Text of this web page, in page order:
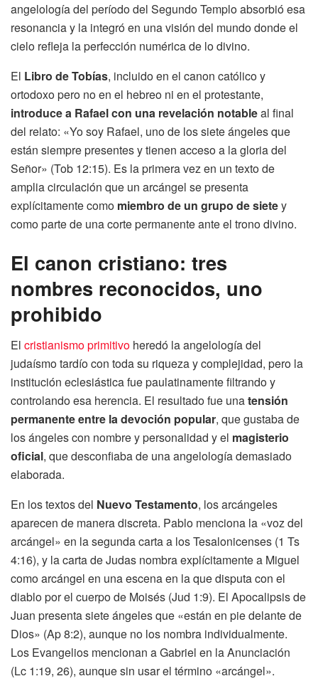
angelología del período del Segundo Templo absorbió esa
resonancia y la integró en una visión del mundo donde el
cielo refleja la perfección numérica de lo divino.
El Libro de Tobías, incluido en el canon católico y
ortodoxo pero no en el hebreo ni en el protestante,
introduce a Rafael con una revelación notableal final
del relato: «Yo soy Rafael, uno de los siete ángeles que
están siempre presentes y tienen acceso a la gloria del
Señor» (Tob 12:15). Es la primera vez en un texto de
amplia circulación que un arcángel se presenta
explícitamente como miembro de un grupo de sietey
como parte de una corte permanente ante el trono divino.
El canon cristiano: tres
nombres reconocidos, uno
prohibido
El cristianismo primitivo heredó la angelología del
judaísmo tardío con toda su riqueza y complejidad, pero la
institución eclesiástica fue paulatinamente filtrando y
controlando esa herencia. El resultado fue unatensión
permanente entre la devoción popular, que gustaba de
los ángeles con nombre y personalidad y el magisterio
oficial, que desconfiaba de una angelología demasiado
elaborada.
En los textos del Nuevo Testamento, los arcángeles
aparecen de manera discreta. Pablo menciona la «voz del
arcángel» en la segunda carta a los Tesalonicenses (1 Ts
4:16), y la carta de Judas nombra explícitamente a Miguel
como arcángel en una escena en la que disputa con el
diablo por el cuerpo de Moisés (Jud 1:9). El Apocalipsis de
Juan presenta siete ángeles que «están en pie delante de
Dios» (Ap 8:2), aunque no los nombra individualmente.
Los Evangelios mencionan a Gabriel en la Anunciación
(Lc 1:19, 26), aunque sin usar el término «arcángel».